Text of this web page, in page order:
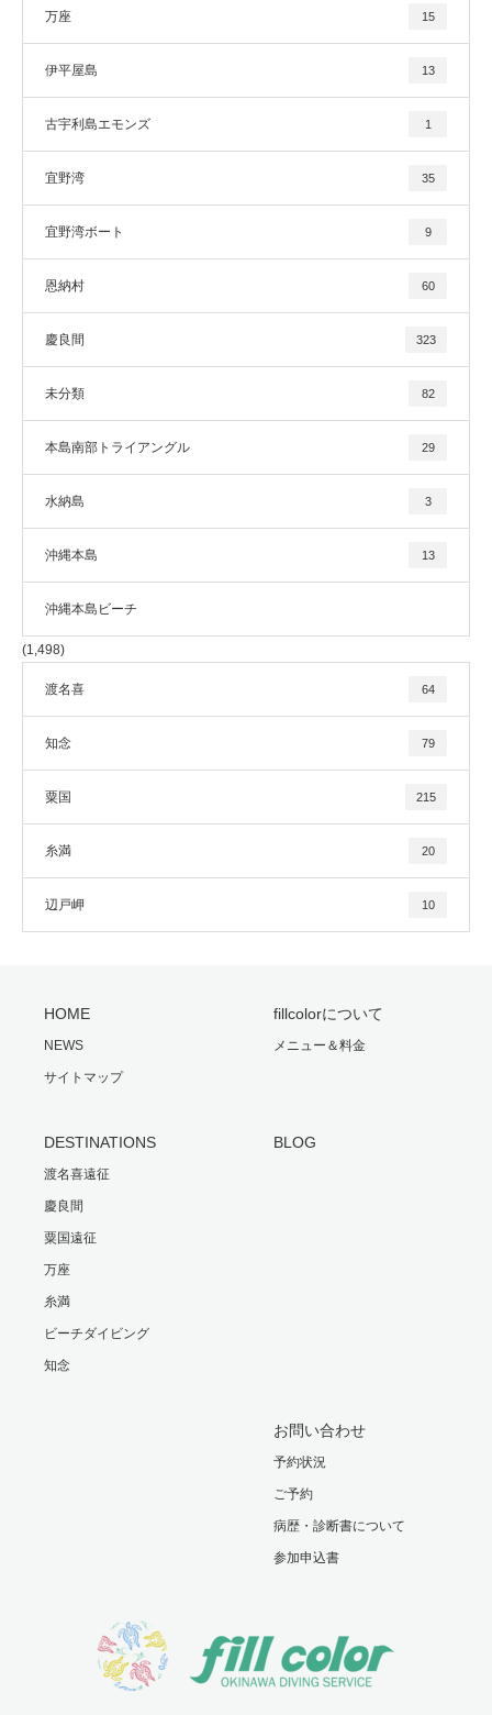
万座 15
伊平屋島 13
古宇利島エモンズ 1
宜野湾 35
宜野湾ボート 9
恩納村 60
慶良間 323
未分類 82
本島南部トライアングル 29
水納島 3
沖縄本島 13
沖縄本島ビーチ
(1,498)
渡名喜 64
知念 79
粟国 215
糸満 20
辺戸岬 10
HOME
NEWS
サイトマップ
fillcolorについて
メニュー＆料金
DESTINATIONS
渡名喜遠征
慶良間
粟国遠征
万座
糸満
ビーチダイビング
知念
BLOG
お問い合わせ
予約状況
ご予約
病歴・診断書について
参加申込書